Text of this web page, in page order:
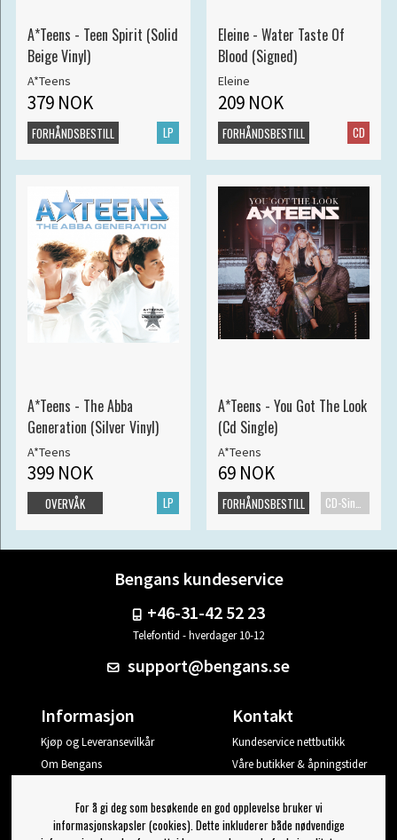
A*Teens - Teen Spirit (Solid
Beige Vinyl)
A*Teens
379 NOK
LP
FORHÅNDSBESTILL
Eleine - Water Taste Of
Blood (Signed)
Eleine
209 NOK
CD
FORHÅNDSBESTILL
A*Teens - The Abba
Generation (Silver Vinyl)
A*Teens
399 NOK
LP
OVERVÅK
A*Teens - You Got The Look
(Cd Single)
A*Teens
69 NOK
CD-Singel
FORHÅNDSBESTILL
Bengans kundeservice
+46-31-42 52 23
Telefontid - hverdager 10-12
support@bengans.se
Informasjon
Kjøp og Leveransevilkår
Om Bengans
Kontakt
Kundeservice nettbutikk
Våre butikker & åpningstider
Logg ut
For å gi deg som besøkende en god opplevelse bruker vi
informasjonskapsler (cookies). Dette inkluderer både nødvendige